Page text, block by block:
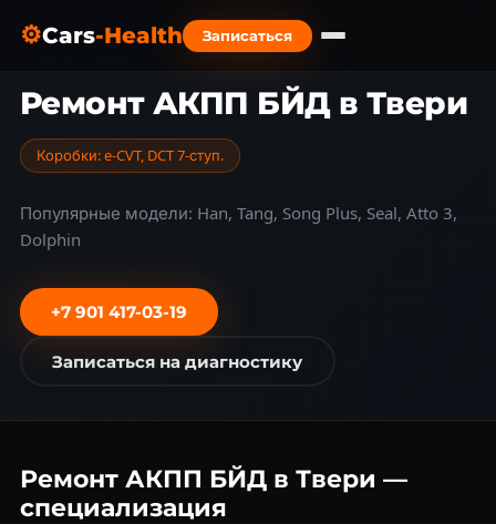
⚙Cars-Health Записаться
Марки авто › BYD › Тверь
Ремонт АКПП БЙД в Твери
Коробки: e-CVT, DCT 7-ступ.
Популярные модели: Han, Tang, Song Plus, Seal, Atto 3,
Dolphin
+7 901 417-03-19
Записаться на диагностику
Ремонт АКПП БЙД в Твери —
специализация